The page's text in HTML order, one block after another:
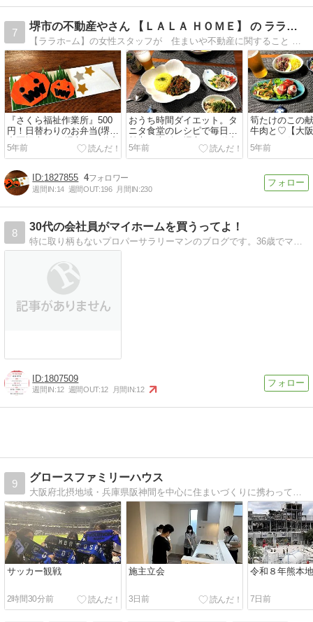
7
堺市の不動産やさん 【ＬＡＬＡ ＨＯＭＥ】 の ラララ日記
『さくら福祉作業所』500
円！日替わりのお弁当(堺市
中区堀上町)☆堺市の不動産
売買【ララホーム】
5年前
おうち時間ダイエット。タ
ニタ食堂のレシピで毎日の
献立☆大阪・堺市で不動産
の売却はララホ－ムへ
5年前
筍たけのこの
牛肉と♡【大
ットでも住ま
ラホーム】
5年前
1827855 4
週間IN:14 週間OUT:196 月間IN:230
8
30代の会社員がマイホームを買うってよ！
1807509
週間IN:12 週間OUT:12 月間IN:12
9
グロースファミリーハウス
サッカー観戦
2時間30分前
施主立会
3日前
令和８年熊本
7日前